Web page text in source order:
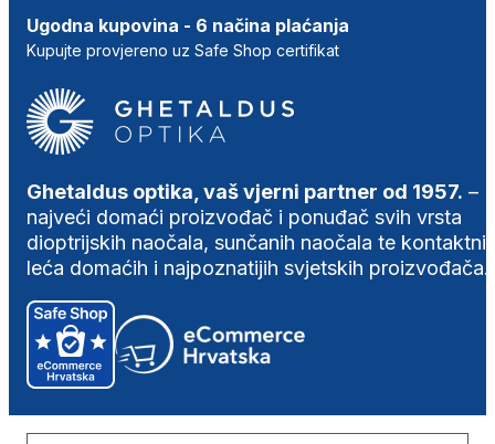
Ugodna kupovina - 6 načina plaćanja
Kupujte provjereno uz Safe Shop certifikat
Ghetaldus optika, vaš vjerni partner od 1957. –
najveći domaći proizvođač i ponuđač svih vrsta
dioptrijskih naočala, sunčanih naočala te
leća domaćih i najpoznatijih svjetskih proizvođača.